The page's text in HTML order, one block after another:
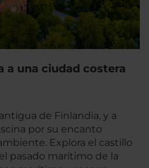
a una ciudad costera
de Finlandia, y a
por su encanto
Explora el castillo
pasado marítimo de la